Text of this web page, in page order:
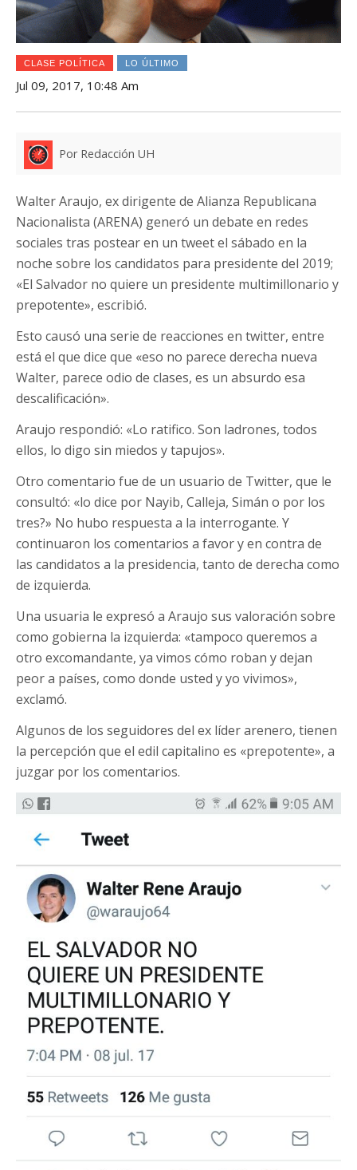
CLASE POLÍTICA LO ÚLTIMO
Jul 09, 2017, 10:48 Am
Por Redacción UH
Walter Araujo, ex dirigente de Alianza Republicana
Nacionalista (ARENA) generó un debate en redes
sociales tras postear en un tweet el sábado en la
noche sobre los candidatos para presidente del 2019;
«El Salvador no quiere un presidente multimillonario y
prepotente», escribió.
Esto causó una serie de reacciones en twitter, entre
está el que dice que «eso no parece derecha nueva
Walter, parece odio de clases, es un absurdo esa
descalificación».
Araujo respondió: «Lo ratifico. Son ladrones, todos
ellos, lo digo sin miedos y tapujos».
Otro comentario fue de un usuario de Twitter, que le
consultó: «lo dice por Nayib, Calleja, Simán o por los
tres?» No hubo respuesta a la interrogante. Y
continuaron los comentarios a favor y en contra de
las candidatos a la presidencia, tanto de derecha como
de izquierda.
Una usuaria le expresó a Araujo sus valoración sobre
como gobierna la izquierda: «tampoco queremos a
otro excomandante, ya vimos cómo roban y dejan
peor a países, como donde usted y yo vivimos»,
exclamó.
Algunos de los seguidores del ex líder arenero, tienen
la percepción que el edil capitalino es «prepotente», a
juzgar por los comentarios.